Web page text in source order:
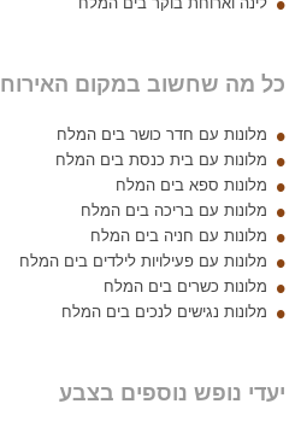
כל מה שחשוב במקום האירוח
מלונות עם חדר כושר בים המלח
מלונות עם בית כנסת בים המלח
מלונות ספא בים המלח
מלונות עם בריכה בים המלח
מלונות עם חניה בים המלח
מלונות עם פעילויות לילדים בים המלח
מלונות כשרים בים המלח
מלונות נגישים לנכים בים המלח
יעדי נופש נוספים בצבע